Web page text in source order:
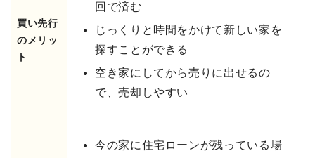
買い先行
のメリッ
ト
回で済む
じっくりと時間をかけて新しい家を
探すことができる
空き家にしてから売りに出せるの
で、売却しやすい
今の家に住宅ローンが残っている場